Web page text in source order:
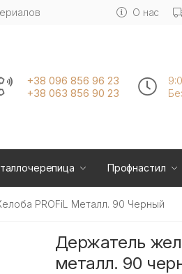
О нас
+38 096 856 96 23
+38 063 856 90 23
Профнастил
PROFiL Металл. 90 Черный
Держатель
металл. 90